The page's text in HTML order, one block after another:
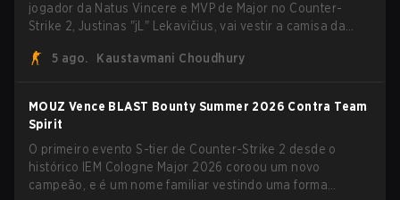
jogador da Natus Vincere e MVP de Major no Counter-
Strike 2, Justinas "jL" Lekavičius, vai vestir a camisa da
Bucharest.
5 ago. Kaustavmani Choudhury
MOUZ Vence BLAST Bounty Summer 2026 Contra Team
Spirit
O primeiro evento S-tier de Counter-Strike 2 desde o
histórico IEM Cologne Major 2026 coroou um novo
campeão, e é um nome familiar vestindo uma forma